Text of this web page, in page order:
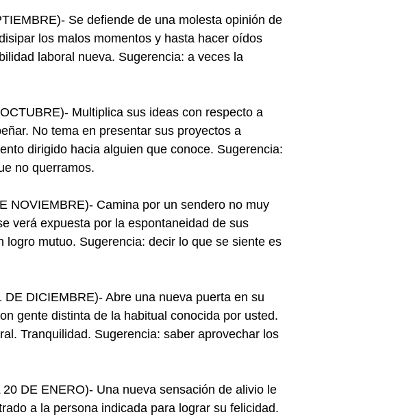
Se defiende de una molesta opinión de
los malos momentos y hasta hacer oídos
laboral nueva. Sugerencia: a veces la
Multiplica sus ideas con respecto a
No tema en presentar sus proyectos a
dirigido hacia alguien que conoce. Sugerencia:
no querramos.
NOVIEMBRE)- Camina por un sendero no muy
verá expuesta por la espontaneidad de sus
mutuo. Sugerencia: decir lo que se siente es
DICIEMBRE)- Abre una nueva puerta en su
gente distinta de la habitual conocida por usted.
Tranquilidad. Sugerencia: saber aprovechar los
DE ENERO)- Una nueva sensación de alivio le
a la persona indicada para lograr su felicidad.